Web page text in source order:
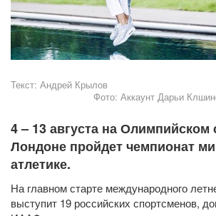
Текст: Андрей Крылов
Фото: Аккаунт Дарьи
4 – 13 августа на Олимпийском
Лондоне пройдет чемпионат
атлетике.
На главном старте международного
выступит 19 российских спортсменов,